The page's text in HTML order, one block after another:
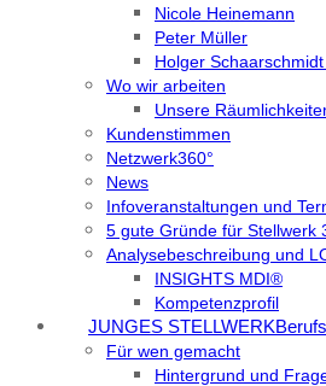
Nicole Heinemann
Peter Müller
Holger
Wo wir arbeiten
Unsere
Kundenstimmen
Netzwerk360°
News
Infoveranstaltungen und
5 gute Gründe für Stellwerk
Analysebeschreibung und
INSIGHTS MDI®
Kompetenzprofil
JUNGES STELLWERK
Für wen gemacht
Hintergrund und